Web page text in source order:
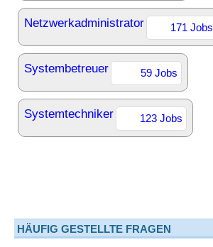
Netzwerkadministrator 171 Jobs
Systembetreuer 59 Jobs
Systemtechniker 123 Jobs
HÄUFIG GESTELLTE FRAGEN